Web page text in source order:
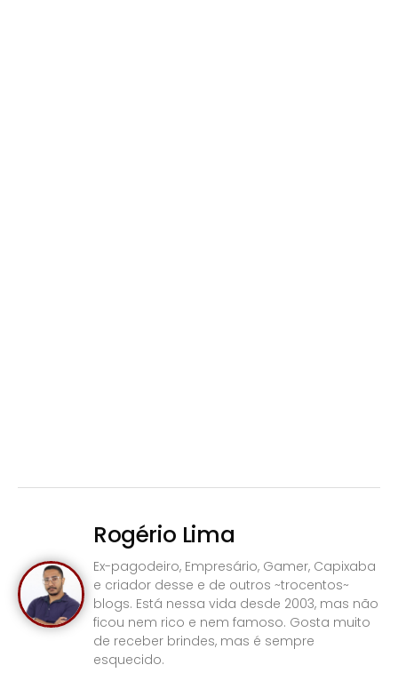
Rogério Lima
Ex-pagodeiro, Empresário, Gamer, Capixaba
e criador desse e de outros ~trocentos~
blogs. Está nessa vida desde 2003, mas não
ficou nem rico e nem famoso. Gosta muito
de receber brindes, mas é sempre
esquecido.